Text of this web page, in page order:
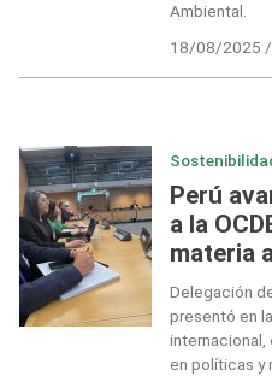
Ambiental.
18/08/2025 /
Perú
a la
materia
Delegación
presentó en
internacional,
en políticas y